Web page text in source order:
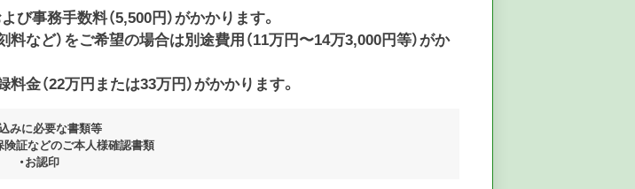
事務手数料（5,500円）がかかります。
など）をご希望の場合は別途費用（11万円〜14万3,000円等）がか
金（22万円または33万円）がかかります。
みに必要な書類等
険証などのご本人様確認書類
・お認印